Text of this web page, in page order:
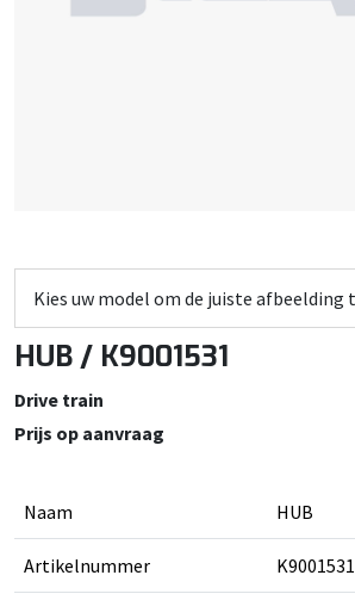
HUB / K9001531
Drive train
Prijs op aanvraag
Naam HUB
Artikelnummer K9001531